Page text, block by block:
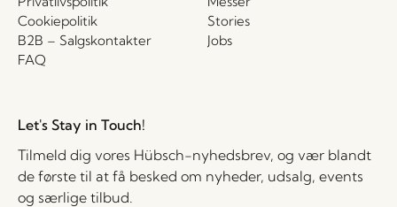
Cookiepolitik
B2B – Salgskontakter
FAQ
Stories
Jobs
Let's Stay in Touch!
Tilmeld dig vores Hübsch-nyhedsbrev, og vær blandt
de første til at få besked om nyheder, udsalg, events
og særlige tilbud.